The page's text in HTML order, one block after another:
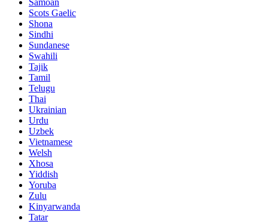
Scots Gaelic
Shona
Sindhi
Sundanese
Swahili
Tajik
Tamil
Telugu
Thai
Ukrainian
Urdu
Uzbek
Vietnamese
Welsh
Xhosa
Yiddish
Yoruba
Zulu
Kinyarwanda
Tatar